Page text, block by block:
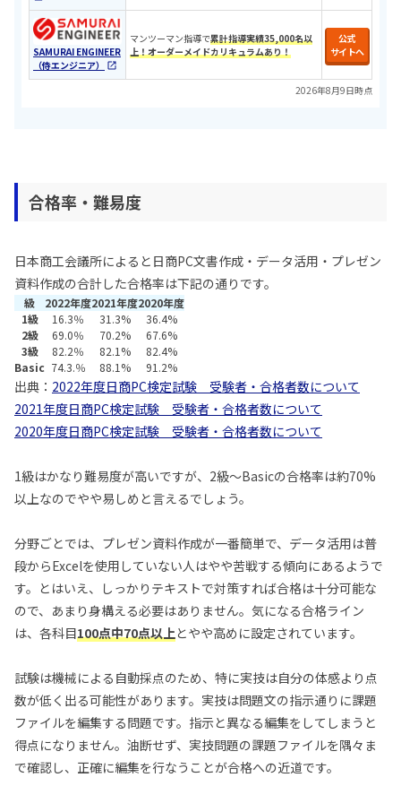
SAMURAI ENGINEER
（侍エンジニア）
マンツーマン指導で累計指導実績35,000名以
上！オーダーメイドカリキュラムあり！
公式
サイトへ
2026年8月9日時点
合格率・難易度
日本商工会議所によると日商PC文書作成・データ活用・プレゼン
資料作成の合計した合格率は下記の通りです。
級 2022年度2021年度2020年度
1級
16.3％ 31.3%
36.4%
2級
69.0％ 70.2%
67.6%
3級
82.2％ 82.1%
82.4%
Basic 74.3.％ 88.1% 91.2%
出典： 2022年度日商PC検定試験 受験者・合格者数について
2021年度日商PC検定試験 受験者・合格者数について
2020年度日商PC検定試験 受験者・合格者数について
1級はかなり難易度が高いですが、2級〜Basicの合格率は約70%
以上なのでやや易しめと言えるでしょう。
分野ごとでは、プレゼン資料作成が一番簡単で、データ活用は普
段からExcelを使用していない人はやや苦戦する傾向にあるようで
す。とはいえ、しっかりテキストで対策すれば合格は十分可能な
ので、あまり身構える必要はありません。気になる合格ライン
は、各科目100点中70点以上 とやや高めに設定されています。
試験は機械による自動採点のため、特に実技は自分の体感より点
数が低く出る可能性があります。実技は問題文の指示通りに課題
ファイルを編集する問題です。指示と異なる編集をしてしまうと
得点になりません。油断せず、実技問題の課題ファイルを隅々ま
で確認し、正確に編集を行なうことが合格への近道です。